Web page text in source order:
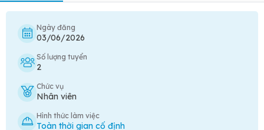
Ngày đăng
03/06/2026
Số lượng tuyển
2
Chức vụ
Nhân viên
Hình thức làm việc
Toàn thời gian cố định